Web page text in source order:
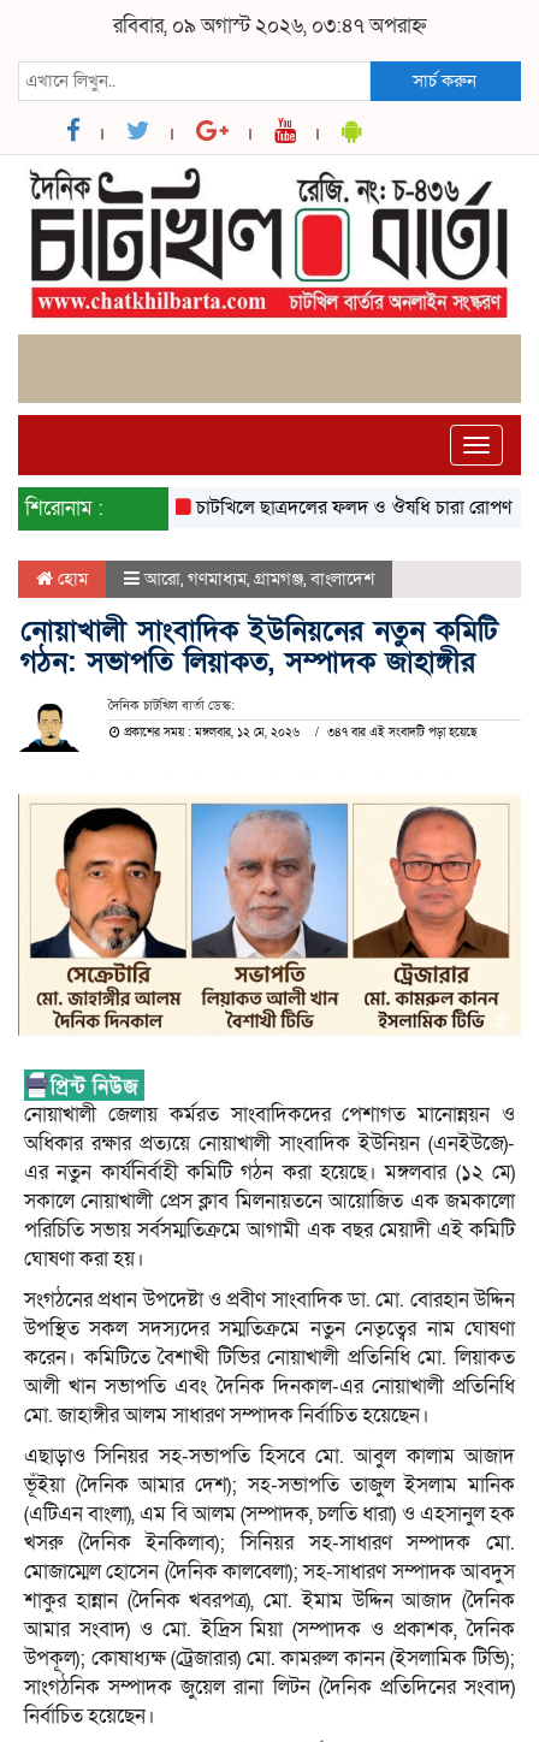
রবিবার, ০৯ অগাস্ট ২০২৬, ০৩:৪৭ অপরাহ্ন
সার্চ করুন
Toggle
শিরোনাম :
চাটখিলে ছাত্রদলের ফলদ ও ঔষধি চারা রোপণ
হোম আরো, গণমাধ্যম, গ্রামগঞ্জ,বাংলাদেশ
নোয়াখালী সাংবাদিক ইউনিয়নের নতুন কমিটি
গঠন: সভাপতি লিয়াকত, সম্পাদক জাহাঙ্গীর
দৈনিক চাটখিল বার্তা ডেস্ক:
প্রকাশের সময় : মঙ্গলবার, ১২ মে, ২০২৬ ৩৪৭ বার এই সংবাদটি পড়া হয়েছে
নোয়াখালী জেলায় কর্মরত সাংবাদিকদের পেশাগত মানোন্নয়ন ও
অধিকার রক্ষার প্রত্যয়ে নোয়াখালী সাংবাদিক ইউনিয়ন (এনইউজে)-
এর নতুন কার্যনির্বাহী কমিটি গঠন করা হয়েছে। মঙ্গলবার (১২ মে)
সকালে নোয়াখালী প্রেস ক্লাব মিলনায়তনে আয়োজিত এক জমকালো
পরিচিতি সভায় সর্বসম্মতিক্রমে আগামী এক বছর মেয়াদী এই কমিটি
ঘোষণা করা হয়।
সংগঠনের প্রধান উপদেষ্টা ও প্রবীণ সাংবাদিক ডা. মো. বোরহান উদ্দিন
উপস্থিত সকল সদস্যদের সম্মতিক্রমে নতুন নেতৃত্বের নাম ঘোষণা
করেন। কমিটিতে বৈশাখী টিভির নোয়াখালী প্রতিনিধি মো. লিয়াকত
আলী খান সভাপতি এবং দৈনিক দিনকাল-এর নোয়াখালী প্রতিনিধি
মো. জাহাঙ্গীর আলম সাধারণ সম্পাদক নির্বাচিত হয়েছেন।
এছাড়াও সিনিয়র সহ-সভাপতি হিসবে মো. আবুল কালাম আজাদ
ভূঁইয়া (দৈনিক আমার দেশ); সহ-সভাপতি তাজুল ইসলাম মানিক
(এটিএন বাংলা), এম বি আলম (সম্পাদক, চলতি ধারা) ও এহসানুল হক
খসরু (দৈনিক ইনকিলাব); সিনিয়র সহ-সাধারণ সম্পাদক মো.
মোজাম্মেল হোসেন (দৈনিক কালবেলা); সহ-সাধারণ সম্পাদক আবদুস
শাকুর হান্নান (দৈনিক খবরপত্র), মো. ইমাম উদ্দিন আজাদ (দৈনিক
আমার সংবাদ) ও মো. ইদ্রিস মিয়া (সম্পাদক ও প্রকাশক, দৈনিক
উপকূল); কোষাধ্যক্ষ (ট্রেজারার) মো. কামরুল কানন (ইসলামিক টিভি);
সাংগঠনিক সম্পাদক জুয়েল রানা লিটন (দৈনিক প্রতিদিনের সংবাদ)
নির্বাচিত হয়েছেন।